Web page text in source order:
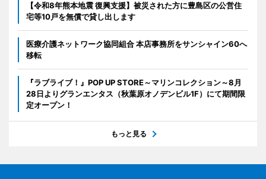
【令和8年熊本地震 復興支援】被災された方に豊島区の公営住
宅等10戸を無償で貸し出します
医療介護ネットワーク協同組合 本店事務所をサンシャイン60へ
移転
『ラブライブ！』POP UP STORE～マリンコレクション～8月
28日よりグランエンタス（秋葉原オノデンビル1F）にて期間限
定オープン！
もっと見る